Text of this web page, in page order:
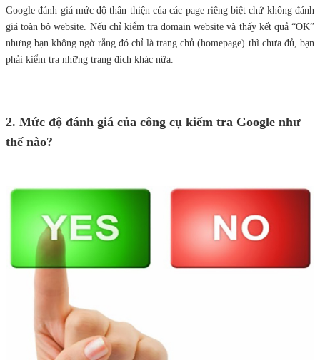
Google đánh giá mức độ thân thiện của các page riêng biệt chứ không đánh
giá toàn bộ website. Nếu chỉ kiểm tra domain website và thấy kết quả “OK”
nhưng bạn không ngờ rằng đó chỉ là trang chủ (homepage) thì chưa đủ, bạn
phải kiểm tra những trang đích khác nữa.
2. Mức độ đánh giá của công cụ kiểm tra Google như
thế nào?